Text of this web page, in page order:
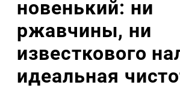
новенький: ни
ржавчины, ни
известкового
идеальная